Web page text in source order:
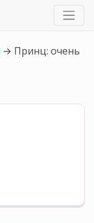
→ Принц: очень